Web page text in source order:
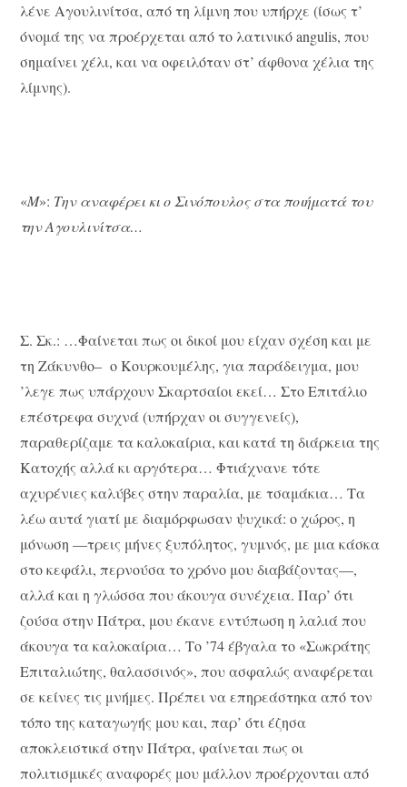
λένε Αγουλινίτσα, από τη λίμνη που υπήρχε (ίσως τ’
όνομά της να προέρχεται από το λατινικό angulis, που
σημαίνει χέλι, και να οφειλόταν στ’ άφθονα χέλια της
λίμνης).
«Μ»: Την αναφέρει κι ο Σινόπουλος στα ποιήματά του
την Αγουλινίτσα…
Σ. Σκ.: …Φαίνεται πως οι δικοί μου είχαν σχέση και με
τη Ζάκυνθο– ο Κουρκουμέλης, για παράδειγμα, μου
’λεγε πως υπάρχουν Σκαρτσαίοι εκεί… Στο Επιτάλιο
επέστρεφα συχνά (υπήρχαν οι συγγενείς),
παραθερίζαμε τα καλοκαίρια, και κατά τη διάρκεια της
Κατοχής αλλά κι αργότερα… Φτιάχνανε τότε
αχυρένιες καλύβες στην παραλία, με τσαμάκια… Τα
λέω αυτά γιατί με διαμόρφωσαν ψυχικά: ο χώρος, η
μόνωση —τρεις μήνες ξυπόλητος, γυμνός, με μια κάσκα
στο κεφάλι, περνούσα το χρόνο μου διαβάζοντας—,
αλλά και η γλώσσα που άκουγα συνέχεια. Παρ’ ότι
ζούσα στην Πάτρα, μου έκανε εντύπωση η λαλιά που
άκουγα τα καλοκαίρια… Το ’74 έβγαλα το «Σωκράτης
Επιταλιώτης, θαλασσινός», που ασφαλώς αναφέρεται
σε κείνες τις μνήμες. Πρέπει να επηρεάστηκα από τον
τόπο της καταγωγής μου και, παρ’ ότι έζησα
αποκλειστικά στην Πάτρα, φαίνεται πως οι
πολιτισμικές αναφορές μου μάλλον προέρχονται από